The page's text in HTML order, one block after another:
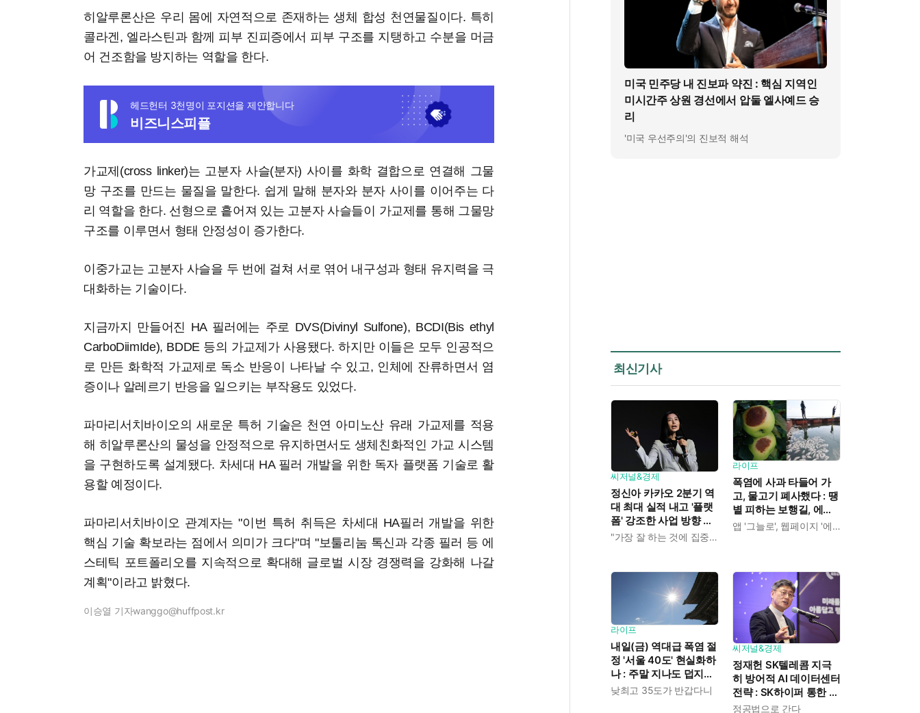
히알루론산은 우리 몸에 자연적으로 존재하는 생체 합성 천연물질이다. 특히
콜라겐, 엘라스틴과 함께 피부 진피증에서 피부 구조를 지탱하고 수분을 머금
어 건조함을 방지하는 역할을 한다.
헤드헌터 3천명이 포지션을 제안합니다
비즈니스피플
가교제(cross linker)는 고분자 사슬(분자) 사이를 화학 결합으로 연결해 그물
망 구조를 만드는 물질을 말한다. 쉽게 말해 분자와 분자 사이를 이어주는 다
리 역할을 한다. 선형으로 흩어져 있는 고분자 사슬들이 가교제를 통해 그물망
구조를 이루면서 형태 안정성이 증가한다.
이중가교는 고분자 사슬을 두 번에 걸쳐 서로 엮어 내구성과 형태 유지력을 극
대화하는 기술이다.
지금까지 만들어진 HA 필러에는 주로 DVS(Divinyl Sulfone), BCDI(Bis ethyl
CarboDiimIde), BDDE 등의 가교제가 사용됐다. 하지만 이들은 모두 인공적으
로 만든 화학적 가교제로 독소 반응이 나타날 수 있고, 인체에 잔류하면서 염
증이나 알레르기 반응을 일으키는 부작용도 있었다.
파마리서치바이오의 새로운 특허 기술은 천연 아미노산 유래 가교제를 적용
해 히알루론산의 물성을 안정적으로 유지하면서도 생체친화적인 가교 시스템
을 구현하도록 설계됐다. 차세대 HA 필러 개발을 위한 독자 플랫폼 기술로 활
용할 예정이다.
파마리서치바이오 관계자는 "이번 특허 취득은 차세대 HA필러 개발을 위한
핵심 기술 확보라는 점에서 의미가 크다"며 "보툴리눔 톡신과 각종 필러 등 에
스테틱 포트폴리오를 지속적으로 확대해 글로벌 시장 경쟁력을 강화해 나갈
계획"이라고 밝혔다.
이승열 기자wanggo@huffpost.kr
미국 민주당 내 진보파 약진 : 핵심 지역인
미시간주 상원 경선에서 압둘 엘사예드 승
리
'미국 우선주의'의 진보적 해석
최신기사
씨저널&경제
정신아 카카오 2분기 역
대 최대 실적 내고 '플랫
폼' 강조한 사업 방향 발
표 : "쿠팡이츠 들여오고"가장 잘 하는 것에 집중하겠다"
라이프
폭염에 사과 타들어 가
고, 물고기 폐사했다 : 땡
볕 피하는 보행길, 에어
컨 정거장 찾아 '대피'
앱 '그늘로', 웹페이지 '에어컨 정거장'
라이프
내일(금) 역대급 폭염 절
정 '서울 40도' 현실화하
나 : 주말 지나도 덥지만
'최고 35도'로 수그러든
낮최고 35도가 반갑다니
씨저널&경제
정재헌 SK텔레콤 지극
히 방어적 AI 데이터센터
전략 : SK하이퍼 통한 리
스크 분산에 "가져갈 수
정공법으로 간다